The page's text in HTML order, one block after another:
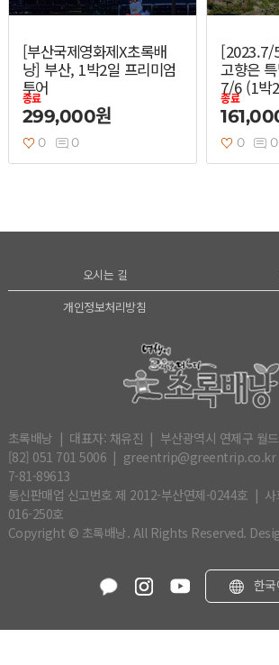
[부산국제영화제X초록배
낭] 부산, 1박2일 프리미엄
투어
종료
299,000원
0 0
[2023.7/
고향은
7/6 (1박
종료
0 0
오시는 길
개인정보처리방침
초록배낭 | 대표자: 채유진 | 부산광역시 연제구 월
[82] 051 701 5006 | greentrip@greentrip.co.kr
7-81-89613
통신판매업 신고번호 제 2012-부산연제-0244호 | 사
016-250호
Copyright © 초록배낭. All Rights Reserved.
한국